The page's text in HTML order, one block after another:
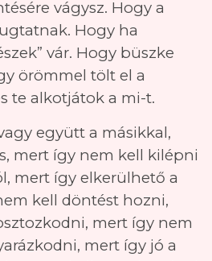
vágysz. Hogy a
Hogy ha
vár. Hogy büszke
örömmel tölt el a
te alkotjátok a mi-t.
együtt a másikkal,
mert így nem kell kilépni
mert így elkerülhető a
kell döntést hozni,
mert így nem
mert így jó a